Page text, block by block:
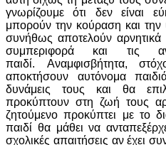
γνωρίζουμε ότι δεν είναι
μπορούν την κούραση και την
συνήθως αποτελούν αρνητικά
συμπεριφορά και τις
παιδί. Αναμφισβήτητα,
αποκτήσουν αυτόνομα
δυνάμεις τους και θα
προκύπτουν στη ζωή τους
ζητούμενο προκύπτει με το
παιδί θα μάθει να
σχολικές απαιτήσεις αν έχει